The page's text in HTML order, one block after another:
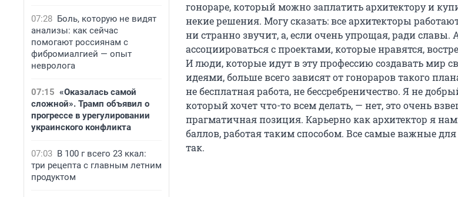
07:28 Боль, которую не видят
анализы: как сейчас
помогают россиянам с
фибромиалгией — опыт
невролога
07:15 «Оказалась самой
сложной». Трамп объявил о
прогрессе в урегулировании
украинского конфликта
07:03 В 100 г всего 23 ккал:
три рецепта с главным летним
продуктом
гонораре, который можно заплатить архитектору и
некие решения. Могу сказать: все архитекторы
ни странно звучит, а, если очень упрощая, ради славы.
ассоциироваться с проектами, которые нравятся,
И люди, которые идут в эту профессию создавать мир
идеями, больше всего зависят от гонораров такого
не бесплатная работа, не бессребреничество. Я не
который хочет что-то всем делать, — нет, это очень
прагматичная позиция. Карьерно как архитектор я
баллов, работая таким способом. Все самые важные
так.